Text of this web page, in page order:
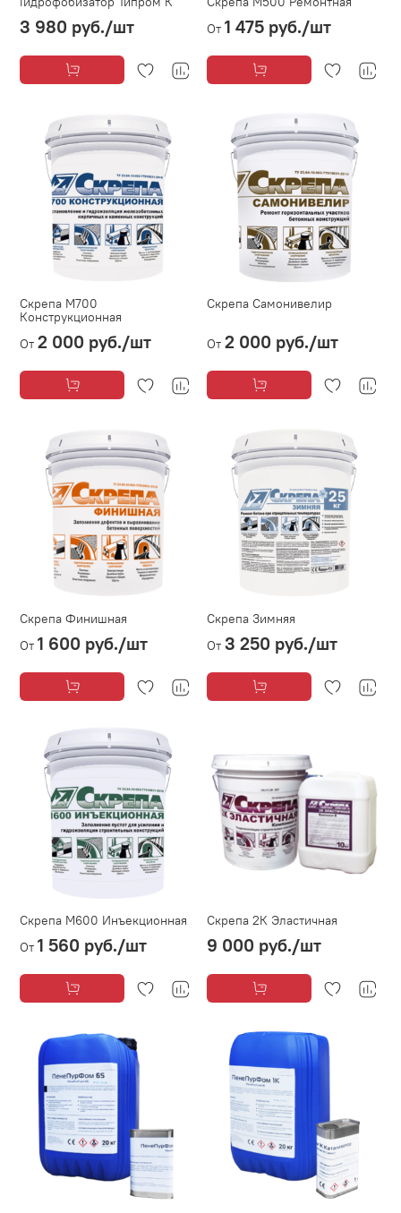
3 980 руб./шт
От 1 475 руб./шт
Скрепа М700
Конструкционная
От 2 000 руб./шт
Скрепа Самонивелир
От 2 000 руб./шт
Скрепа Финишная
От 1 600 руб./шт
Скрепа Зимняя
От 3 250 руб./шт
Скрепа М600 Инъекционная
От 1 560 руб./шт
Скрепа 2К Эластичная
9 000 руб./шт